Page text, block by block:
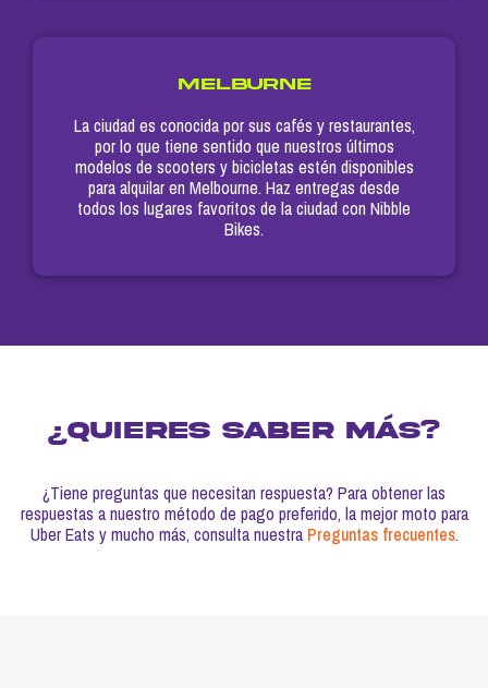
MELBURNE
La ciudad es conocida por sus cafés y restaurantes,
por lo que tiene sentido que nuestros últimos
modelos de scooters y bicicletas estén disponibles
para alquilar en Melbourne. Haz entregas desde
todos los lugares favoritos de la ciudad con Nibble
Bikes.
¿Quieres saber más?
¿Tiene preguntas que necesitan respuesta? Para obtener las
respuestas a nuestro método de pago preferido, la mejor moto para
Uber Eats y mucho más, consulta nuestra Preguntas frecuentes.